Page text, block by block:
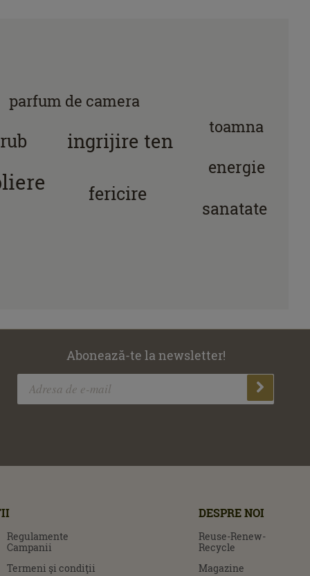
ingrijire ten
fericire
sanatate
energie
toamna
parfum de camera
Abonează-te la newsletter!
Regulamente
Campanii
Termeni şi condiţii
DESPRE NOI
Reuse-Renew-
Recycle
Magazine